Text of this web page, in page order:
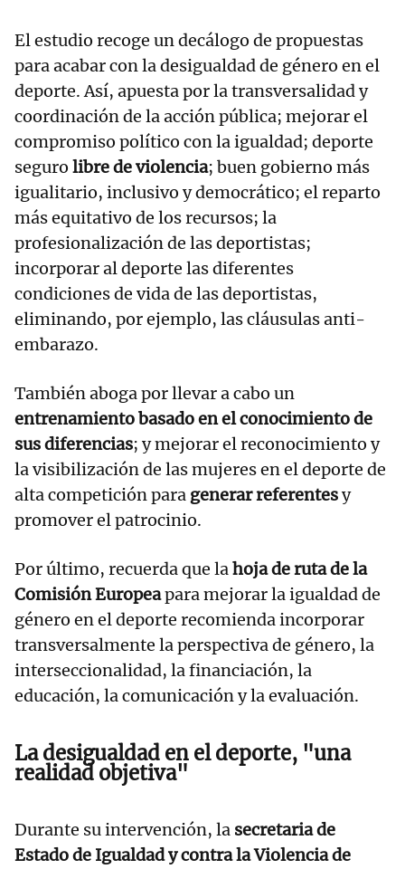
El estudio recoge un decálogo de propuestas
para acabar con la desigualdad de género en el
deporte. Así, apuesta por la transversalidad y
coordinación de la acción pública; mejorar el
compromiso político con la igualdad; deporte
seguro libre de violencia; buen gobierno más
igualitario, inclusivo y democrático; el reparto
más equitativo de los recursos; la
profesionalización de las deportistas;
incorporar al deporte las diferentes
condiciones de vida de las deportistas,
eliminando, por ejemplo, las cláusulas anti-
embarazo.
También aboga por llevar a cabo un
entrenamiento basado en el conocimiento de
sus diferencias; y mejorar el reconocimiento y
la visibilización de las mujeres en el deporte de
alta competición para generar referentesy
promover el patrocinio.
Por último, recuerda que lahoja de ruta de la
Comisión Europeapara mejorar la igualdad de
género en el deporte recomienda incorporar
transversalmente la perspectiva de género, la
interseccionalidad, la financiación, la
educación, la comunicación y la evaluación.
La desigualdad en el deporte, "una
realidad objetiva"
Durante su intervención, la secretaria de
Estado de Igualdad y contra la Violencia de